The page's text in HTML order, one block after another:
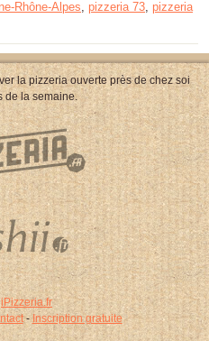
Rhône-Alpes pizzeria 73 pizzeria
la pizzeria ouverte près de chez soi
de la semaine.
iPizzeria.fr
-Inscription gratuite